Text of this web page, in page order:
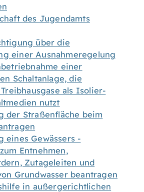
des Jugendamts
über die
einer Ausnahmeregelung
einer
Schaltanlage, die
als Isolier-
nutzt
der Straßenfläche beim
eines Gewässers -
Entnehmen,
Zutageleiten und
Grundwasser beantragen
in außergerichtlichen